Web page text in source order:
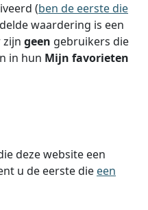
(ben de eerste die
waardering is een
zijn geen gebruikers die
in hun Mijn favorieten
deze website een
u de eerste die een